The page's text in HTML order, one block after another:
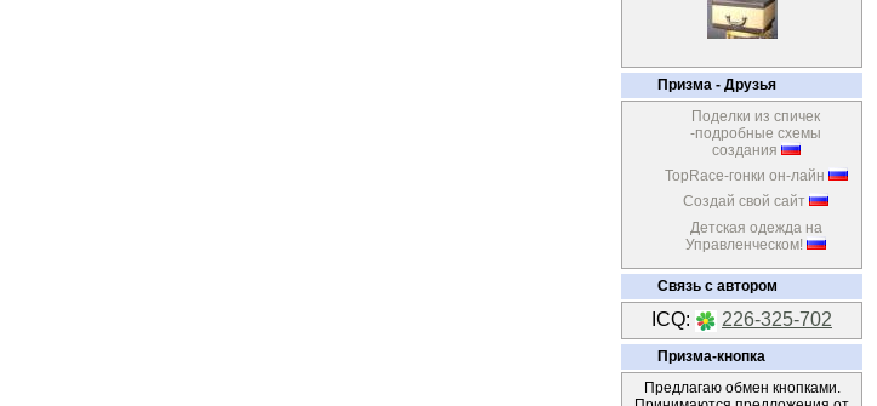
Призма - Друзья
Поделки из спичек
-подробные схемы
создания
TopRace-гонки он-лайн
Создай свой сайт
Детская одежда на
Управленческом!
Связь с автором
ICQ: 226-325-702
Призма-кнопка
Предлагаю обмен кнопками.